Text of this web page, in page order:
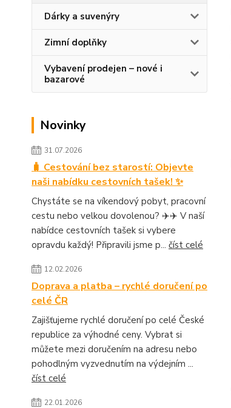
Dárky a suvenýry
Zimní doplňky
Vybavení prodejen – nové i
bazarové
Novinky
31.07.2026
🧳 Cestování bez starostí: Objevte
naši nabídku cestovních tašek! ✨
Chystáte se na víkendový pobyt, pracovní
cestu nebo velkou dovolenou? ✈️✈️ V naší
nabídce cestovních tašek si vybere
opravdu každý! Připravili jsme p... číst celé
12.02.2026
Doprava a platba – rychlé doručení po
celé ČR
Zajišťujeme rychlé doručení po celé České
republice za výhodné ceny. Vybrat si
můžete mezi doručením na adresu nebo
pohodlným vyzvednutím na výdejním ...
číst celé
22.01.2026